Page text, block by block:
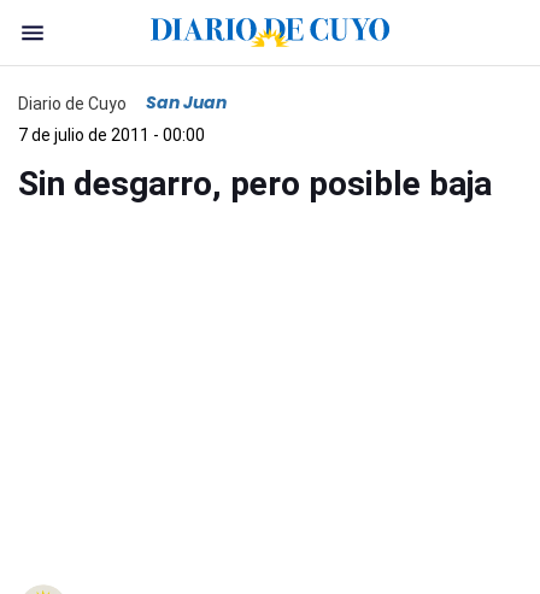
Diario de Cuyo San Juan
7 de julio de 2011 - 00:00
Sin desgarro, pero posible baja